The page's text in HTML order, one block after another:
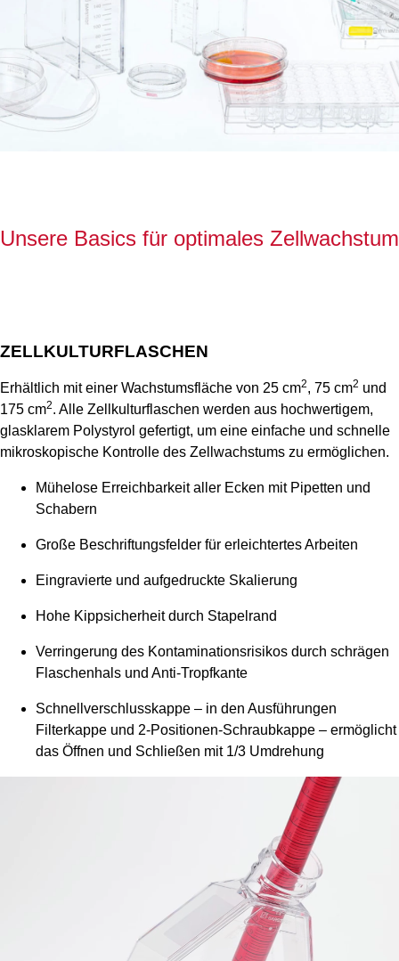
Unsere Basics für optimales Zellwachstum
ZELLKULTURFLASCHEN
Erhältlich mit einer Wachstumsfläche von 25 cm2, 75 cm2 und
175 cm2. Alle Zellkulturflaschen werden aus hochwertigem,
glasklarem Polystyrol gefertigt, um eine einfache und schnelle
mikroskopische Kontrolle des Zellwachstums zu ermöglichen.
Mühelose Erreichbarkeit aller Ecken mit Pipetten und
Schabern
Große Beschriftungsfelder für erleichtertes Arbeiten
Eingravierte und aufgedruckte Skalierung
Hohe Kippsicherheit durch Stapelrand
Verringerung des Kontaminationsrisikos durch schrägen
Flaschenhals und Anti-Tropfkante
Schnellverschlusskappe – in den Ausführungen
Filterkappe und 2-Positionen-Schraubkappe – ermöglicht
das Öffnen und Schließen mit 1/3 Umdrehung